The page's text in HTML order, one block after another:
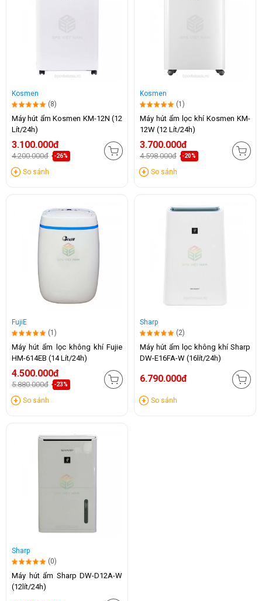
Kosmen
(8)
Máy hút ẩm Kosmen KM-12N (12
Lít/24h)
3.100.000đ
4.200.000đ -26%
So sánh
Kosmen
(1)
Máy hút ẩm lọc khí Kosmen KM-
12W (12 Lít/24h)
3.700.000đ
4.598.000đ -20%
So sánh
FujiE
(1)
Máy hút ẩm lọc không khí Fujie
HM-614EB (14 Lít/24h)
4.500.000đ
5.880.000đ -23%
So sánh
Sharp
(2)
Máy hút ẩm lọc không khí Sharp
DW-E16FA-W (16lít/24h)
6.790.000đ
So sánh
Sharp
(0)
Máy hút ẩm Sharp DW-D12A-W
(12lít/24h)